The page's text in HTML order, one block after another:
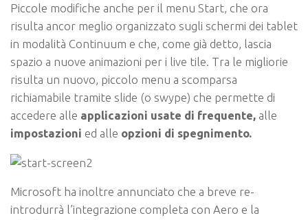
Piccole modifiche anche per il menu Start, che ora
risulta ancor meglio organizzato sugli schermi dei tablet
in modalità Continuum e che, come già detto, lascia
spazio a nuove animazioni per i live tile. Tra le migliorie
risulta un nuovo, piccolo menu a scomparsa
richiamabile tramite slide (o swype) che permette di
accedere alle applicazioni usate di frequente, alle
impostazioni ed alle opzioni di spegnimento.
Microsoft ha inoltre annunciato che a breve re-
introdurrà l’integrazione completa con Aero e la